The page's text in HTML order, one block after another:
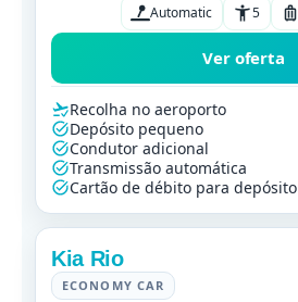
Automatic 5
Ver oferta
Recolha no aeroporto
Depósito pequeno
Condutor adicional
Transmissão automática
Cartão de débito para depósito
Kia Rio
ECONOMY CAR